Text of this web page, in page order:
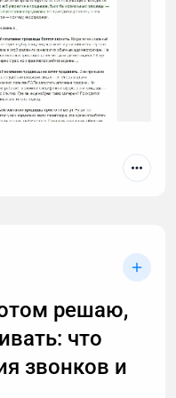
решаю,
что
звонков и